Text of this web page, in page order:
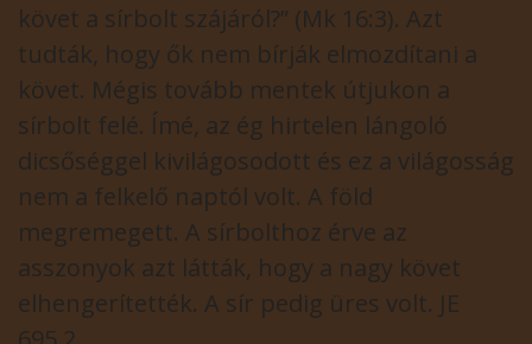
követ a sírbolt szájáról?” (Mk 16:3). Azt
tudták, hogy ők nem bírják elmozdítani a
követ. Mégis tovább mentek útjukon a
sírbolt felé. Ímé, az ég hirtelen lángoló
dicsőséggel kivilágosodott és ez a világosság
nem a felkelő naptól volt. A föld
megremegett. A sírbolthoz érve az
asszonyok azt látták, hogy a nagy követ
elhengerítették. A sír pedig üres volt. JE